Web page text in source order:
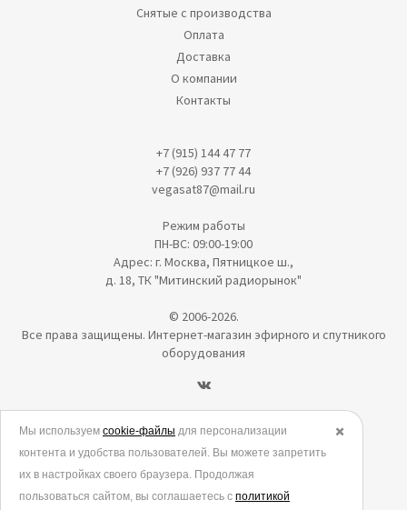
Снятые с производства
Оплата
Доставка
О компании
Контакты
+7 (915) 144 47 77
+7 (926) 937 77 44
vegasat87@mail.ru
Режим работы
ПН-ВС: 09:00-19:00
Адрес: г. Москва, Пятницкое ш.,
д. 18, ТК "Митинский радиорынок"
© 2006-2026.
Все права защищены. Интернет-магазин эфирного и спутникого
оборудования
Политика в отношении обработки персональных данных
Согласие на обработку персональных данных
Согласие на обработку данных метрическими программами
✖️
Мы используем cookie-файлы для персонализации
контента и удобства пользователей. Вы можете запретить
их в настройках своего браузера. Продолжая
пользоваться сайтом, вы соглашаетесь с политикой